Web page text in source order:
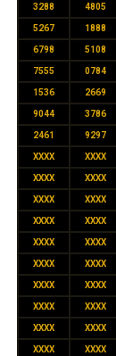
3288 4805
5267 1888
6798 5108
7555 0784
1536 2669
9044 3786
2461 9297
XXXX XXXX
XXXX XXXX
XXXX XXXX
XXXX XXXX
XXXX XXXX
XXXX XXXX
XXXX XXXX
XXXX XXXX
XXXX XXXX
XXXX XXXX